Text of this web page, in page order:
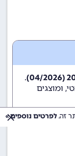
.
ומוצגים
לפרטים נוספים »